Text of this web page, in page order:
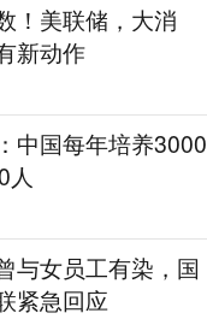
！美联储，大消
新动作
中国每年培养3000
人
与女员工有染，国
紧急回应